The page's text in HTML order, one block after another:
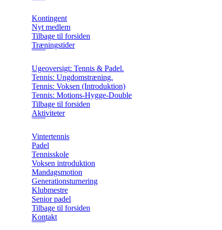
Kontingent
Nyt medlem
Tilbage til forsiden
Træningstider
Ugeoversigt: Tennis & Padel.
Tennis: Ungdomstræning.
Tennis: Voksen (Introduktion)
Tennis: Motions-Hygge-Double
Tilbage til forsiden
Aktiviteter
Vintertennis
Padel
Tennisskole
Voksen introduktion
Mandagsmotion
Generationsturnering
Klubmestre
Senior padel
Tilbage til forsiden
Kontakt